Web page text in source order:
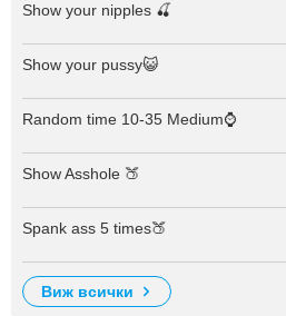
Show your nipples 🍒
Show your pussy😺
Random time 10-35 Medium⌚
Show Asshole 🍑
Spank ass 5 times🍑
виж всички